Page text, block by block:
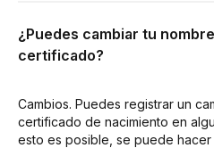
¿Puedes cambiar tu
certificado?
Cambios. Puedes registrar un
certificado de nacimiento en
esto es posible, se puede